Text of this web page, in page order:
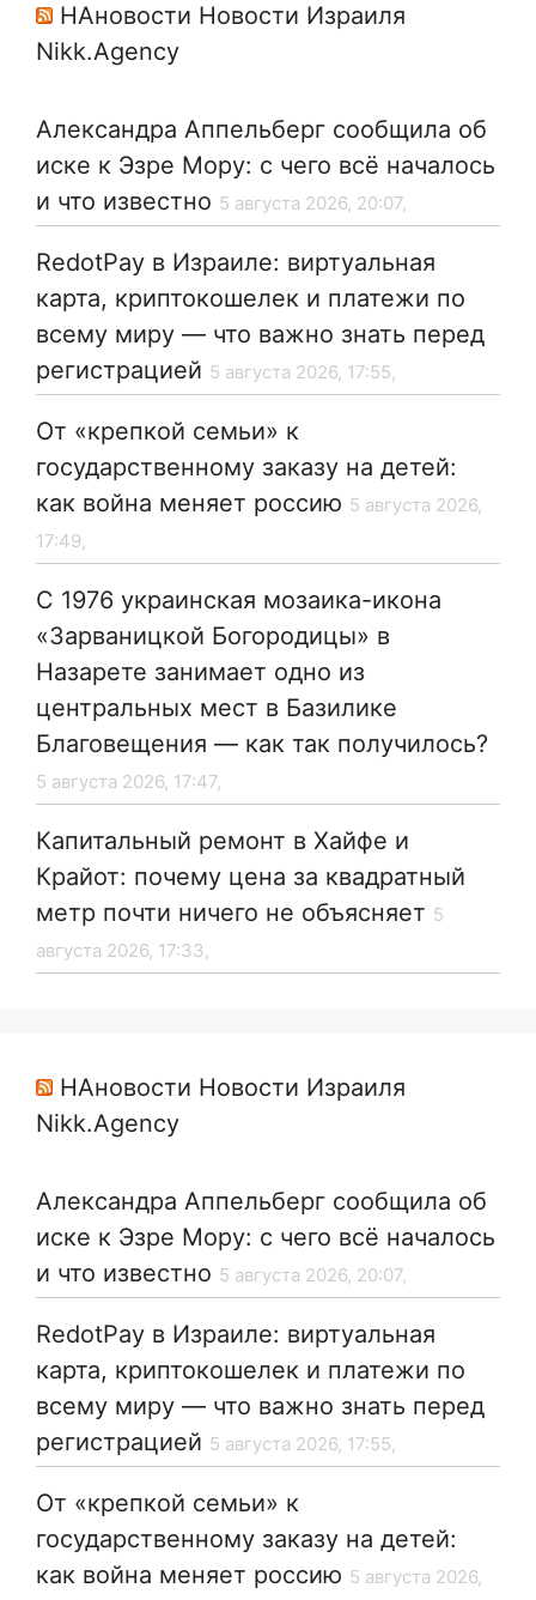
НАновости Новости Израиля
Nikk.Agency
Александра Аппельберг сообщила об
иске к Эзре Мору: с чего всё началось
и что известно 5 августа 2026, 20:07,
RedotPay в Израиле: виртуальная
карта, криптокошелек и платежи по
всему миру — что важно знать перед
регистрацией 5 августа 2026, 17:55,
От «крепкой семьи» к
государственному заказу на детей:
как война меняет россию 5 августа 2026,
17:49,
С 1976 украинская мозаика-икона
«Зарваницкой Богородицы» в
Назарете занимает одно из
центральных мест в Базилике
Благовещения — как так получилось?
5 августа 2026, 17:47,
Капитальный ремонт в Хайфе и
Крайот: почему цена за квадратный
метр почти ничего не объясняет 5
августа 2026, 17:33,
НАновости Новости Израиля
Nikk.Agency
Александра Аппельберг сообщила об
иске к Эзре Мору: с чего всё началось
и что известно 5 августа 2026, 20:07,
RedotPay в Израиле: виртуальная
карта, криптокошелек и платежи по
всему миру — что важно знать перед
регистрацией 5 августа 2026, 17:55,
От «крепкой семьи» к
государственному заказу на детей:
как война меняет россию 5 августа 2026,